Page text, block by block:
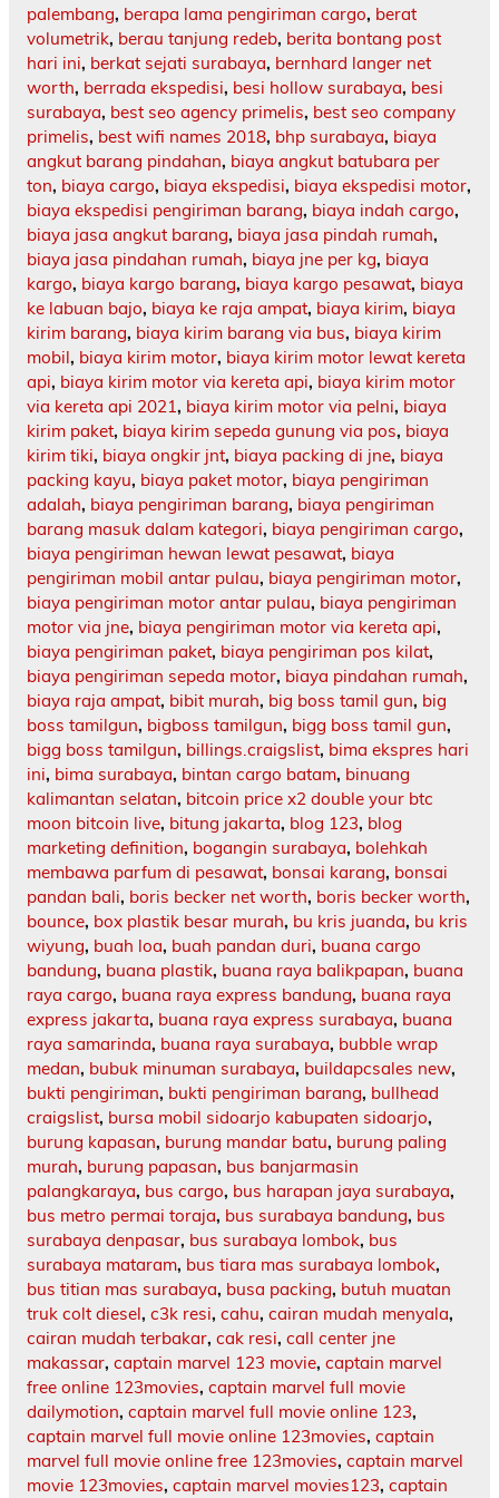
palembang, berapa lama pengiriman cargo, berat
volumetrik, berau tanjung redeb, berita bontang post
hari ini, berkat sejati surabaya, bernhard langer net
worth, berrada ekspedisi, besi hollow surabaya, besi
surabaya, best seo agency primelis, best seo company
primelis, best wifi names 2018, bhp surabaya, biaya
angkut barang pindahan, biaya angkut batubara per
ton, biaya cargo, biaya ekspedisi, biaya ekspedisi motor,
biaya ekspedisi pengiriman barang, biaya indah cargo,
biaya jasa angkut barang, biaya jasa pindah rumah,
biaya jasa pindahan rumah, biaya jne per kg, biaya
kargo, biaya kargo barang, biaya kargo pesawat, biaya
ke labuan bajo, biaya ke raja ampat, biaya kirim, biaya
kirim barang, biaya kirim barang via bus, biaya kirim
mobil, biaya kirim motor, biaya kirim motor lewat kereta
api, biaya kirim motor via kereta api, biaya kirim motor
via kereta api 2021, biaya kirim motor via pelni, biaya
kirim paket, biaya kirim sepeda gunung via pos, biaya
kirim tiki, biaya ongkir jnt, biaya packing di jne, biaya
packing kayu, biaya paket motor, biaya pengiriman
adalah, biaya pengiriman barang, biaya pengiriman
barang masuk dalam kategori, biaya pengiriman cargo,
biaya pengiriman hewan lewat pesawat, biaya
pengiriman mobil antar pulau, biaya pengiriman motor,
biaya pengiriman motor antar pulau, biaya pengiriman
motor via jne, biaya pengiriman motor via kereta api,
biaya pengiriman paket, biaya pengiriman pos kilat,
biaya pengiriman sepeda motor, biaya pindahan rumah,
biaya raja ampat, bibit murah, big boss tamil gun, big
boss tamilgun, bigboss tamilgun, bigg boss tamil gun,
bigg boss tamilgun, billings.craigslist, bima ekspres hari
ini, bima surabaya, bintan cargo batam, binuang
kalimantan selatan, bitcoin price x2 double your btc
moon bitcoin live, bitung jakarta, blog 123, blog
marketing definition, bogangin surabaya, bolehkah
membawa parfum di pesawat, bonsai karang, bonsai
pandan bali, boris becker net worth, boris becker worth,
bounce, box plastik besar murah, bu kris juanda, bu kris
wiyung, buah loa, buah pandan duri, buana cargo
bandung, buana plastik, buana raya balikpapan, buana
raya cargo, buana raya express bandung, buana raya
express jakarta, buana raya express surabaya, buana
raya samarinda, buana raya surabaya, bubble wrap
medan, bubuk minuman surabaya, buildapcsales new,
bukti pengiriman, bukti pengiriman barang, bullhead
craigslist, bursa mobil sidoarjo kabupaten sidoarjo,
burung kapasan, burung mandar batu, burung paling
murah, burung papasan, bus banjarmasin
palangkaraya, bus cargo, bus harapan jaya surabaya,
bus metro permai toraja, bus surabaya bandung, bus
surabaya denpasar, bus surabaya lombok, bus
surabaya mataram, bus tiara mas surabaya lombok,
bus titian mas surabaya, busa packing, butuh muatan
truk colt diesel, c3k resi, cahu, cairan mudah menyala,
cairan mudah terbakar, cak resi, call center jne
makassar, captain marvel 123 movie, captain marvel
free online 123movies, captain marvel full movie
dailymotion, captain marvel full movie online 123,
captain marvel full movie online 123movies, captain
marvel full movie online free 123movies, captain marvel
movie 123movies, captain marvel movies123, captain